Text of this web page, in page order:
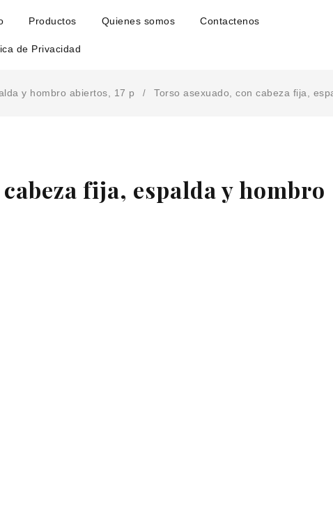
Productos Quienes somos Contactenos
de Privacidad
y hombro abiertos, 17 p / Torso asexuado, con cabeza fija,
fija, espalda y hombro